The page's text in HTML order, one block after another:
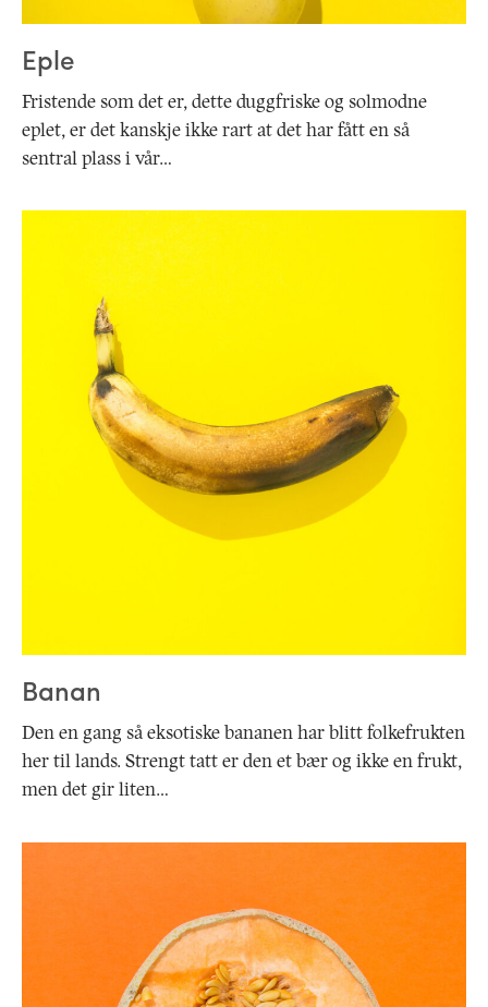
Eple
Fristende som det er, dette duggfriske og solmodne
eplet, er det kanskje ikke rart at det har fått en så
sentral plass i vår…
Banan
Den en gang så eksotiske bananen har blitt folkefrukten
her til lands. Strengt tatt er den et bær og ikke en frukt,
men det gir liten…